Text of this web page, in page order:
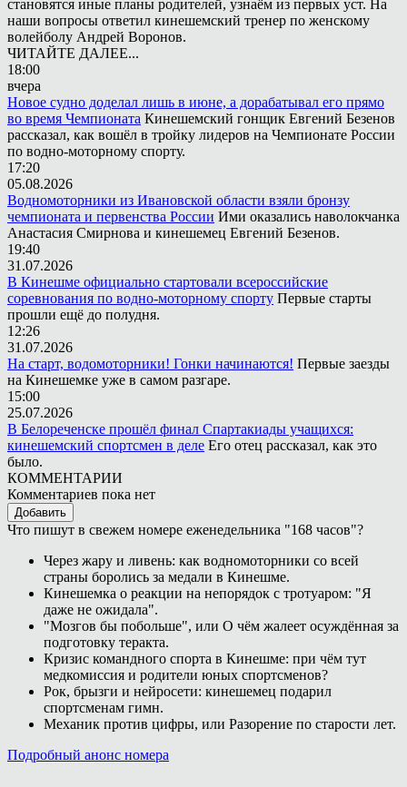
становятся иные планы родителей, узнаём из первых уст. На
наши вопросы ответил кинешемский тренер по женскому
волейболу Андрей Воронов.
ЧИТАЙТЕ ДАЛЕЕ...
18:00
вчера
Новое судно доделал лишь в июне, а дорабатывал его прямо
во время Чемпионата Кинешемский гонщик Евгений Безенов
рассказал, как вошёл в тройку лидеров на Чемпионате России
по водно-моторному спорту.
17:20
05.08.2026
Водномоторники из Ивановской области взяли бронзу
чемпионата и первенства России Ими оказались наволокчанка
Анастасия Смирнова и кинешемец Евгений Безенов.
19:40
31.07.2026
В Кинешме официально стартовали всероссийские
соревнования по водно-моторному спорту Первые старты
прошли ещё до полудня.
12:26
31.07.2026
На старт, водомоторники! Гонки начинаются! Первые заезды
на Кинешемке уже в самом разгаре.
15:00
25.07.2026
В Белореченске прошёл финал Спартакиады учащихся:
кинешемский спортсмен в деле Его отец рассказал, как это
было.
КОММЕНТАРИИ
Комментариев пока нет
Добавить
Что пишут в свежем номере еженедельника "168 часов"?
Через жару и ливень: как водномоторники со всей
страны боролись за медали в Кинешме.
Кинешемка о реакции на непорядок с тротуаром: "Я
даже не ожидала".
"Мозгов бы побольше", или О чём жалеет осуждённая за
подготовку теракта.
Кризис командного спорта в Кинешме: при чём тут
медкомиссия и родители юных спортсменов?
Рок, брызги и нейросети: кинешемец подарил
спортсменам гимн.
Механик против цифры, или Разорение по старости лет.
Подробный анонс номера